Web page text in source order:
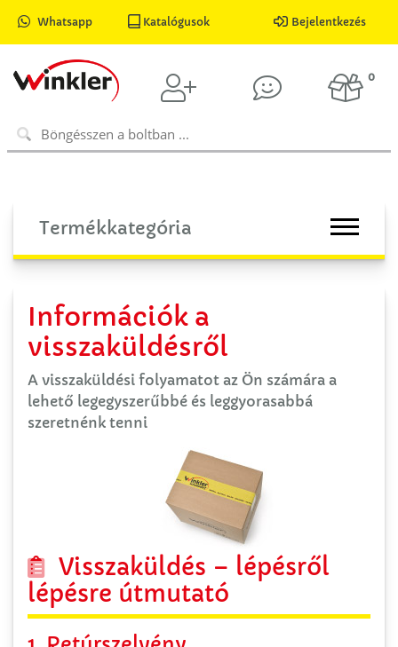
Whatsapp Katalógusok Bejelentkezés
0
Termékkategória
Információk a
visszaküldésről
A visszaküldési folyamatot az Ön számára a
lehető legegyszerűbbé és leggyorasabbá
szeretnénk tenni
Visszaküldés – lépésről
lépésre útmutató